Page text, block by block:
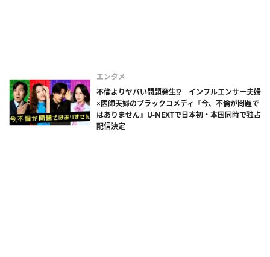
エンタメ
不倫よりヤバい問題発生!? インフルエンサー夫婦
×医師夫婦のブラックコメディ『今、不倫が問題で
はありません』U-NEXTで日本初・本国同時で独占
配信決定